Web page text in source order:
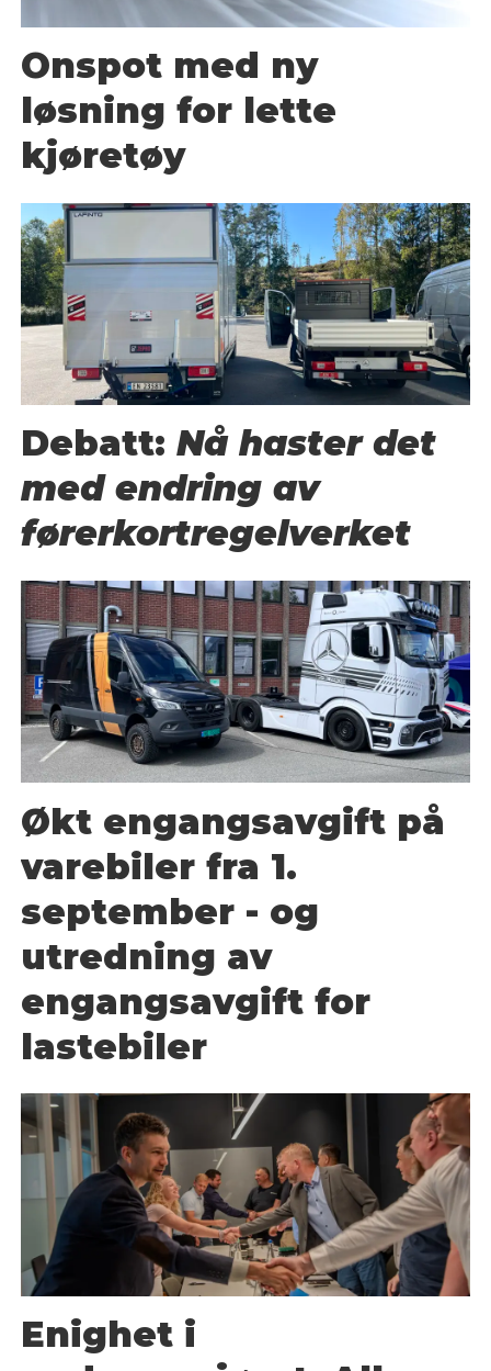
Onspot med ny
løsning for lette
kjøretøy
Debatt:Nå haster det
med endring av
førerkortregelverket
Økt engangsavgift på
varebiler fra 1.
september - og
utredning av
engangsavgift for
lastebiler
Enighet i